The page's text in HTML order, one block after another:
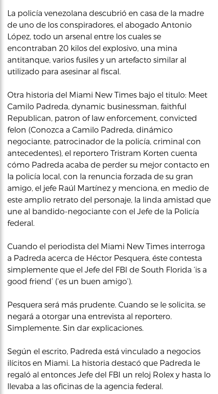
La policía venezolana descubrió en casa de la madre
de uno de los conspiradores, el abogado Antonio
López, todo un arsenal entre los cuales se
encontraban 20 kilos del explosivo, una mina
antitanque, varios fusiles y un artefacto similar al
utilizado para asesinar al fiscal.
Otra historia del Miami New Times bajo el titulo: Meet
Camilo Padreda, dynamic businessman, faithful
Republican, patron of law enforcement, convicted
felon (Conozca a Camilo Padreda, dinámico
negociante, patrocinador de la policía, criminal con
antecedentes), el reportero Tristram Korten cuenta
cómo Padreda acaba de perder su mejor contacto en
la policía local, con la renuncia forzada de su gran
amigo, el jefe Raúl Martínez y menciona, en medio de
este amplio retrato del personaje, la linda amistad que
une al bandido-negociante con el Jefe de la Policía
federal.
Cuando el periodista del Miami New Times interroga
a Padreda acerca de Héctor Pesquera, éste contesta
simplemente que el Jefe del FBI de South Florida ‘is a
good friend’ (‘es un buen amigo’).
Pesquera será más prudente. Cuando se le solicita, se
negará a otorgar una entrevista al reportero.
Simplemente. Sin dar explicaciones.
Según el escrito, Padreda está vinculado a negocios
ilícitos en Miami. La historia destacó que Padreda le
regaló al entonces Jefe del FBI un reloj Rolex y hasta lo
llevaba a las oficinas de la agencia federal.